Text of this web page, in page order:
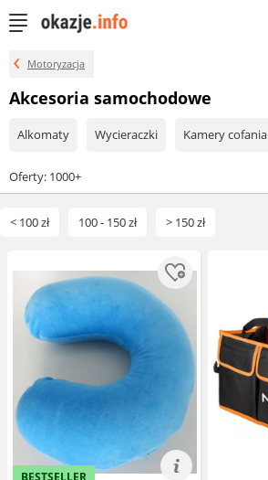
Motoryzacja
Akcesoria samochodowe
Alkomaty Wycieraczki Kamery cofania
Oferty: 1000+
< 100 zł 100 - 150 zł > 150 zł
BESTSELLER